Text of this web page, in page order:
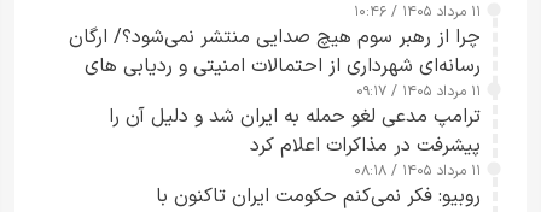
۱۱ مرداد ۱۴۰۵ / ۱۰:۴۶
چرا از رهبر سوم هیچ صدایی منتشر نمی‌شود؟/ ارگان
رسانه‌ای شهرداری از احتمالات امنیتی و ردیابی های
جاسوسی گفت
۱۱ مرداد ۱۴۰۵ / ۰۹:۱۷
ترامپ مدعی لغو حمله به ایران شد و دلیل آن را
پیشرفت در مذاکرات اعلام کرد
۱۱ مرداد ۱۴۰۵ / ۰۸:۱۸
روبیو: فکر نمی‌کنم حکومت ایران تاکنون با